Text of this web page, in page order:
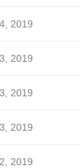
2019
2019
2019
2019
2019